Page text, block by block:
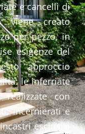
e cancelli di
viene creato
per pezzo, in
esigenze del
approccio
le inferriate
con
incernierati e
esclusivi